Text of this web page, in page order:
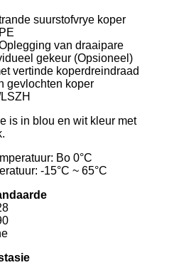
suurstofvrye koper
van draaipare
gekeur (Opsioneel)
vertinde koperdreindraad
gevlochten koper
is in blou en wit kleur met
Bo 0°C
-15°C ~ 65°C